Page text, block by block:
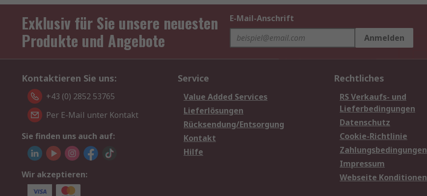
Exklusiv für Sie unsere neuesten
Produkte und Angebote
E-Mail-Anschrift
Anmelden
Kontaktieren Sie uns:
+43 (0) 2852 53765
Per E-Mail unter Kontakt
Sie finden uns auch auf:
Wir akzeptieren:
Service
Value Added Services
Lieferlösungen
Rücksendung/Entsorgung
Kontakt
Hilfe
Rechtliches
RS Verkaufs- und
Lieferbedingungen
Datenschutz
Cookie-Richtlinie
Zahlungsbedingungen
Impressum
Webseite Konditionen